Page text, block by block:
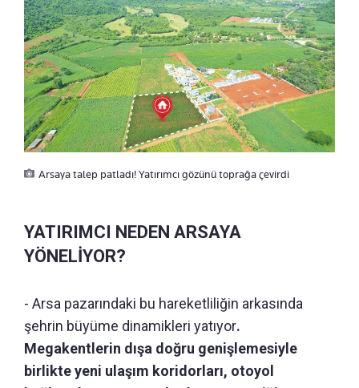
Arsaya talep patladı! Yatırımcı gözünü toprağa çevirdi
YATIRIMCI NEDEN ARSAYA
YÖNELİYOR?
- Arsa pazarındaki bu hareketliliğin arkasında
şehrin büyüme dinamikleri yatıyor.
Megakentlerin dışa doğru genişlemesiyle
birlikte yeni ulaşım koridorları, otoyol